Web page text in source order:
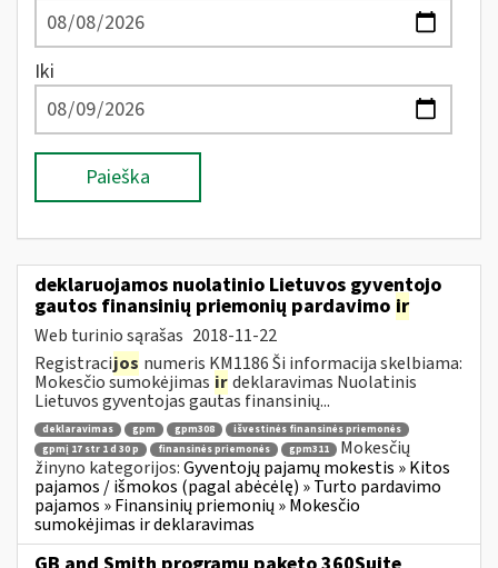
Iki
Paieška
deklaruojamos nuolatinio Lietuvos gyventojo
gautos finansinių priemonių pardavimo ir
Web turinio sąrašas 2018-11-22
Registracijos numeris KM1186 Ši informacija skelbiama:
Mokesčio sumokėjimas irdeklaravimas Nuolatinis
Lietuvos gyventojas gautas finansinių...
deklaravimas gpm gpm308
išvestinės finansinės priemonės
gpmį 17 str 1 d 30 p
finansinės priemonės gpm311
Mokesčių
žinyno kategorijos:Gyventojų pajamų mokestis » Kitos
pajamos / išmokos (pagal abėcėlę) » Turto pardavimo
pajamos » Finansinių priemonių » Mokesčio
sumokėjimas ir deklaravimas